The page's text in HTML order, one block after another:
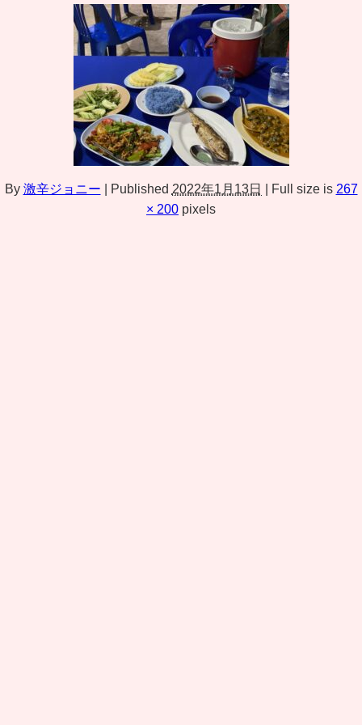
By 激辛ジョニー Published 2022年1月13日 Full size is 267
× 200 pixels